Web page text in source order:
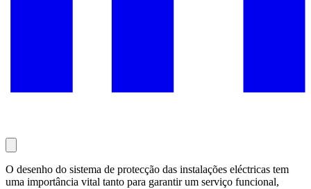
O desenho do sistema de protecção das instalações eléctricas tem
uma importância vital tanto para garantir um serviço funcional,